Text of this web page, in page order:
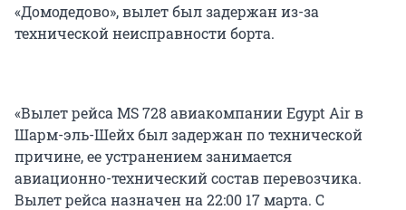
«Домодедово», вылет был задержан из-за
технической неисправности борта.
«Вылет рейса MS 728 авиакомпании Egypt Air в
Шарм-эль-Шейх был задержан по технической
причине, ее устранением занимается
авиационно-технический состав перевозчика.
Вылет рейса назначен на 22:00 17 марта. С